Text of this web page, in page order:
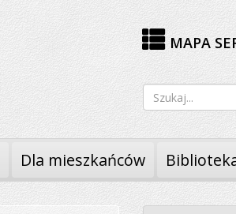
MAPA
Wyszukiwarka
Dla mieszkańców